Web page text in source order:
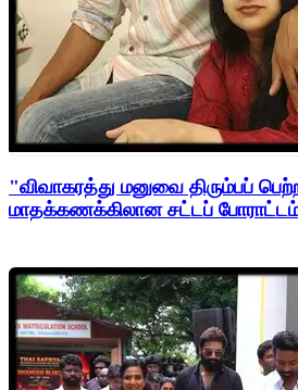
"விவாகரத்து மனுவை திரும்பப்
மாதக்கணக்கிலான சட்டப்